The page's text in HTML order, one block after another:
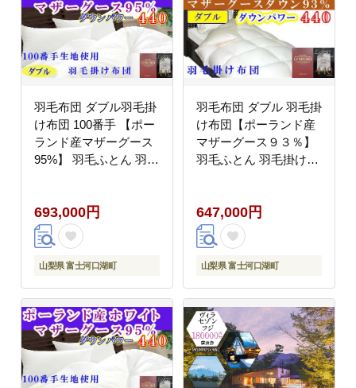
羽毛布団 ダブル羽毛掛
け布団 100番手 【ポー
ランド産マザーグース
95%】 羽毛ふとん 羽毛
布団 本掛け羽毛掛け布
団 寝具 冬用 羽毛布団
FAG180
693,000円
山梨県 富士河口湖町
羽毛布団 ダブル 羽毛掛
け布団【ポーランド産
マザーグース９３％】
羽毛ふとん 羽毛掛けふ
羽毛掛け布団 寝具 冬用
羽毛布団 FAG086
647,000円
山梨県 富士河口湖町